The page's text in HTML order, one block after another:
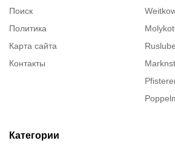
Поиск
Политика
Карта сайта
Контакты
Ruslube
Категории